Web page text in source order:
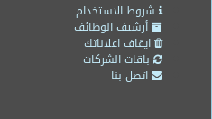
شروط الاستخدام
أرشيف الوظائف
ايقاف اعلاناتك
باقات الشركات
اتصل بنا